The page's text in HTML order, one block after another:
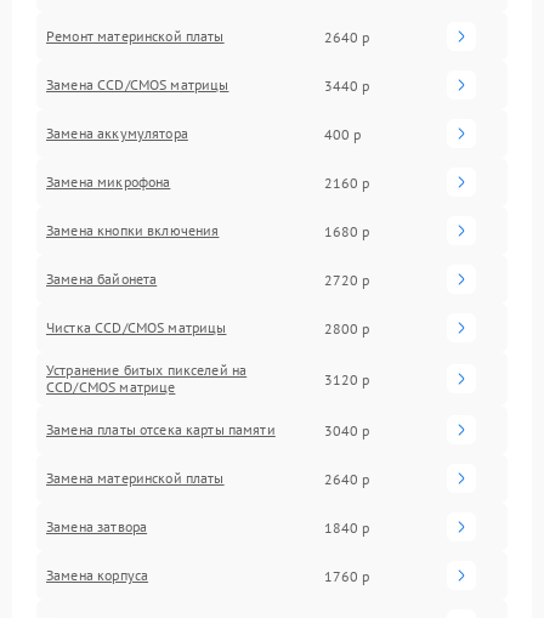
Ремонт материнской платы 2640 р
Замена CCD/CMOS матрицы 3440 р
Замена аккумулятора 400 р
Замена микрофона 2160 р
Замена кнопки включения 1680 р
Замена байонета 2720 р
Чистка CCD/CMOS матрицы 2800 р
Устранение битых пикселей на
CCD/CMOS матрице
3120 р
Замена платы отсека карты памяти 3040 р
Замена материнской платы 2640 р
Замена затвора 1840 р
Замена корпуса 1760 р